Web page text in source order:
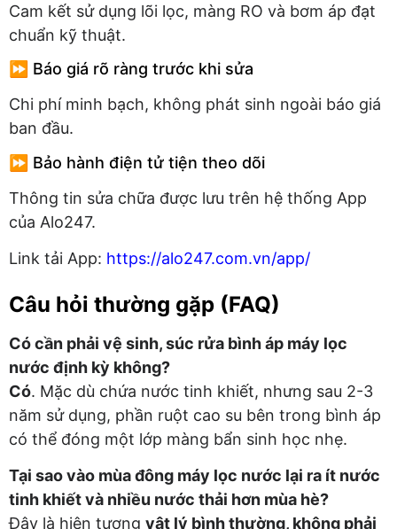
Cam kết sử dụng lõi lọc, màng RO và bơm áp đạt
chuẩn kỹ thuật.
⏩ Báo giá rõ ràng trước khi sửa
Chi phí minh bạch, không phát sinh ngoài báo giá
ban đầu.
⏩ Bảo hành điện tử tiện theo dõi
Thông tin sửa chữa được lưu trên hệ thống App
của Alo247.
Link tải App: https://alo247.com.vn/app/
Câu hỏi thường gặp (FAQ)
Có cần phải vệ sinh, súc rửa bình áp máy lọc
nước định kỳ không?
Có. Mặc dù chứa nước tinh khiết, nhưng sau 2-3
năm sử dụng, phần ruột cao su bên trong bình áp
có thể đóng một lớp màng bẩn sinh học nhẹ.
Tại sao vào mùa đông máy lọc nước lại ra ít nước
tinh khiết và nhiều nước thải hơn mùa hè?
Đây là hiện tượng vật lý bình thường, không phải